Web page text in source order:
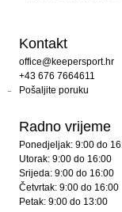
Kontakt
office@keepersport.hr
+43 676 7664611
Pošaljite poruku
Radno vrijeme
Ponedjeljak: 9:00 do
Utorak: 9:00 do 16:00
Srijeda: 9:00 do 16:00
Četvrtak: 9:00 do 16:00
Petak: 9:00 do 13:00